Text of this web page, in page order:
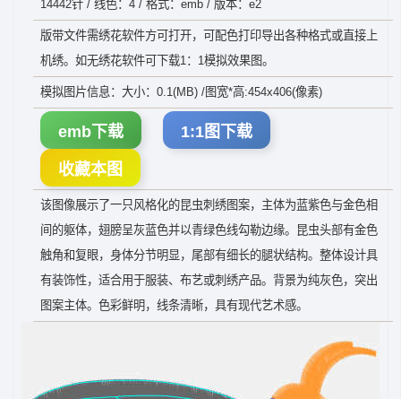
14442针 / 线色：4 / 格式：emb / 版本：e2
版带文件需绣花软件方可打开，可配色打印导出各种格式或直接上
机绣。如无绣花软件可下载1：1模拟效果图。
模拟图片信息：大小：0.1(MB) /图宽*高:454x406(像素)
emb下载 1:1图下载
收藏本图
该图像展示了一只风格化的昆虫刺绣图案，主体为蓝紫色与金色相
间的躯体，翅膀呈灰蓝色并以青绿色线勾勒边缘。昆虫头部有金色
触角和复眼，身体分节明显，尾部有细长的腿状结构。整体设计具
有装饰性，适合用于服装、布艺或刺绣产品。背景为纯灰色，突出
图案主体。色彩鲜明，线条清晰，具有现代艺术感。